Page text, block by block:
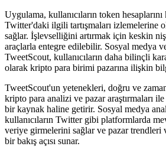
Uygulama, kullanıcıların token
Twitter'daki ilgili tartışmaları izlemelerine
sağlar. İşlevselliğini artırmak için keskin
araçlarla entegre edilebilir. Sosyal medya
TweetScout, kullanıcıların daha bilinçli
olarak kripto para birimi pazarına ilişkin
TweetScout'un yetenekleri, doğru ve
kripto para analizi ve pazar araştırmaları
bir kaynak haline getirir. Sosyal medya
kullanıcıların Twitter gibi platformlarda
veriye girmelerini sağlar ve pazar trendleri
bir bakış açısı sunar.